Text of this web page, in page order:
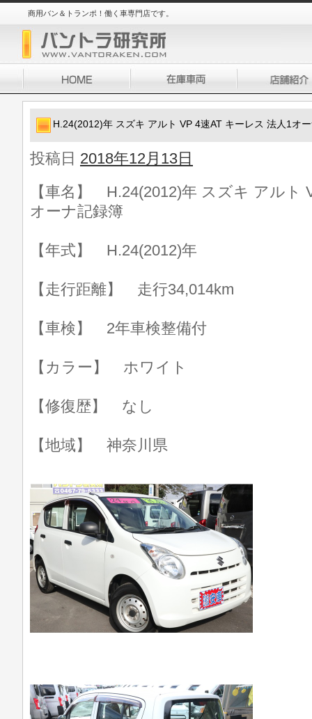
商用バン＆トランポ！働く車専門店です。
H.24(2012)年 スズキ アルト VP 4速AT キーレス 法人1オ
投稿日 2018年12月13日
【車名】 H.24(2012)年 スズキ アルト
オーナ記録簿
【年式】 H.24(2012)年
【走行距離】 走行34,014km
【車検】 2年車検整備付
【カラー】 ホワイト
【修復歴】 なし
【地域】 神奈川県